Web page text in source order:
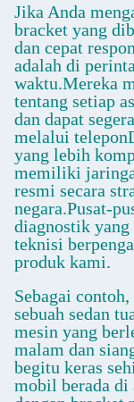
Jika Anda
bracket yang
dan cepat
adalah di
waktu.Mereka
tentang setiap
dan dapat
melalui
yang lebih
memiliki
resmi secara
negara.Pusat-
diagnostik
teknisi
produk kami.
Sebagai
sebuah sedan
mesin yang
malam dan
begitu keras
mobil berada di